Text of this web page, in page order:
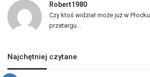
Robert1980
Czy ktoś widział może już w
przetargu...
Najchętniej czytane